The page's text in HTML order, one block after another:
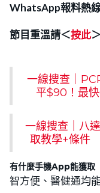
WhatsApp報料熱
節目重溫請＜按此＞
一線搜查｜
平$90！最
一線搜查｜八
取教學+條件
有什麼手機App能獲取
智方便、醫健通均